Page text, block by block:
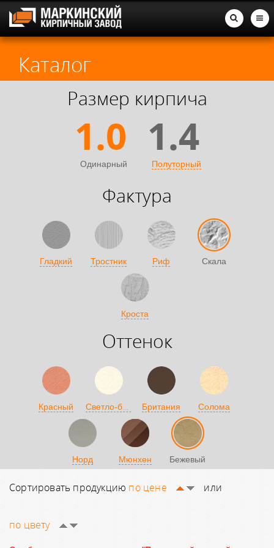
Каталог
Размер кирпича
1.0
Одинарный
1.4
Полуторный
Фактура
Гладкий Тростник Риф Скала
Кроста
Оттенок
Красный Светло-бежевый Британия Солома
Норд Мюнхен Бежевый
Сортировать продукцию по цене или
по цвету